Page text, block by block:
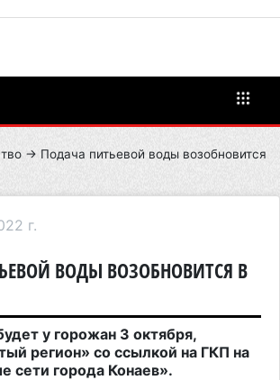
→ Подача питьевой воды возобновится
г.
ВОДЫ ВОЗОБНОВИТСЯ В
у горожан 3 октября,
регион» со ссылкой на ГКП на
сети города Конаев».